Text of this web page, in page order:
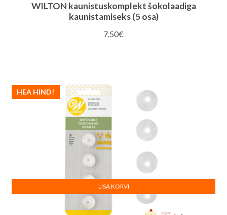
WILTON kaunistuskomplekt šokolaadiga
kaunistamiseks (5 osa)
7.50€
HEA HIND!
LISA KORVI